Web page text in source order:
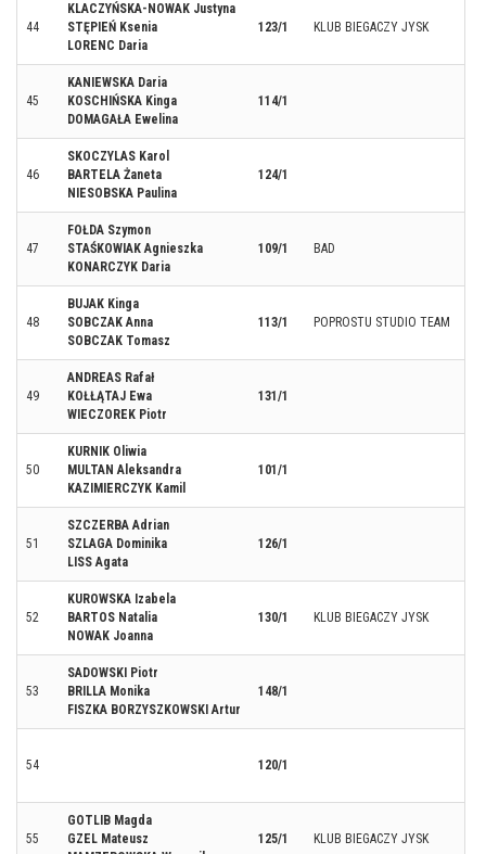
44
KLACZYŃSKA-NOWAK Justyna
STĘPIEŃ Ksenia
LORENC Daria
123/1 KLUB BIEGACZY JYSK
45
KANIEWSKA Daria
KOSCHIŃSKA Kinga
DOMAGAŁA Ewelina
114/1
46
SKOCZYLAS Karol
BARTELA Żaneta
NIESOBSKA Paulina
124/1
47
FOŁDA Szymon
STAŚKOWIAK Agnieszka
KONARCZYK Daria
109/1 BAD
48
BUJAK Kinga
SOBCZAK Anna
SOBCZAK Tomasz
113/1 POPROSTU STUDIO TEAM
49
ANDREAS Rafał
KOŁŁĄTAJ Ewa
WIECZOREK Piotr
131/1
50
KURNIK Oliwia
MULTAN Aleksandra
KAZIMIERCZYK Kamil
101/1
51
SZCZERBA Adrian
SZLAGA Dominika
LISS Agata
126/1
52
KUROWSKA Izabela
BARTOS Natalia
NOWAK Joanna
130/1 KLUB BIEGACZY JYSK
53
SADOWSKI Piotr
BRILLA Monika
FISZKA BORZYSZKOWSKI Artur
148/1
54 120/1
55
GOTLIB Magda
GZEL Mateusz
125/1 KLUB BIEGACZY JYSK